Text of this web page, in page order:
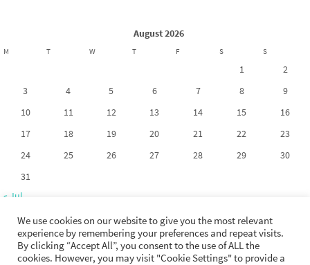
August 2026
M T W T F S S
1
2
3
4 5 6 7 8
9
10
11 12 13 14 15
16
17
18 19 20 21 22
23
24
25 26 27 28 29
30
31
« Jul
Copyright 2017-2026. La riproduzione dei contenuti di questo sito non è
We use cookies on our website to give you the most relevant
experience by remembering your preferences and repeat visits.
By clicking “Accept All”, you consent to the use of ALL the
cookies. However, you may visit "Cookie Settings" to provide a